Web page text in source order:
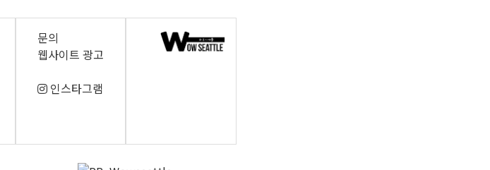
문의
웹사이트 광고
인스타그램